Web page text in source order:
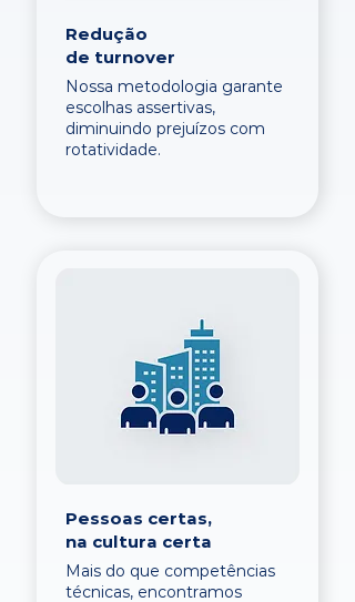
Redução
de turnover
Nossa metodologia garante
escolhas assertivas,
diminuindo prejuízos com
rotatividade.
Pessoas certas,
na cultura certa
Mais do que competências
técnicas, encontramos